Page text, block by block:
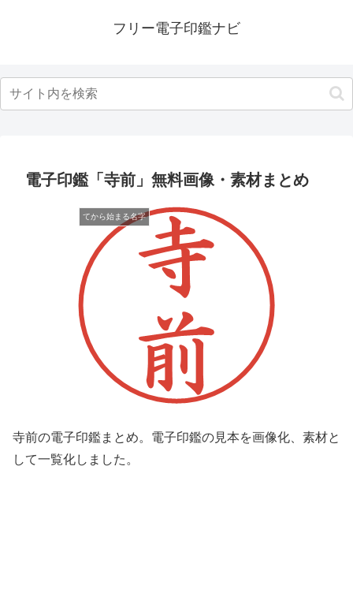
フリー電子印鑑ナビ
電子印鑑「寺前」無料画像・素材まとめ
てから始まる名字
寺前の電子印鑑まとめ。電子印鑑の見本を画像化、素材と
して一覧化しました。